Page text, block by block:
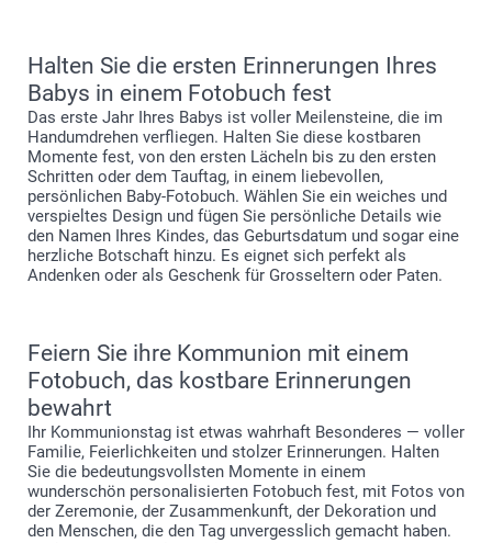
Halten Sie die ersten Erinnerungen Ihres
Babys in einem Fotobuch fest
Das erste Jahr Ihres Babys ist voller Meilensteine, die im
Handumdrehen verfliegen. Halten Sie diese kostbaren
Momente fest, von den ersten Lächeln bis zu den ersten
Schritten oder dem Tauftag, in einem liebevollen,
persönlichen Baby-Fotobuch. Wählen Sie ein weiches und
verspieltes Design und fügen Sie persönliche Details wie
den Namen Ihres Kindes, das Geburtsdatum und sogar eine
herzliche Botschaft hinzu. Es eignet sich perfekt als
Andenken oder als Geschenk für Grosseltern oder Paten.
Feiern Sie ihre Kommunion mit einem
Fotobuch, das kostbare Erinnerungen
bewahrt
Ihr Kommunionstag ist etwas wahrhaft Besonderes — voller
Familie, Feierlichkeiten und stolzer Erinnerungen. Halten
Sie die bedeutungsvollsten Momente in einem
wunderschön personalisierten Fotobuch fest, mit Fotos von
der Zeremonie, der Zusammenkunft, der Dekoration und
den Menschen, die den Tag unvergesslich gemacht haben.